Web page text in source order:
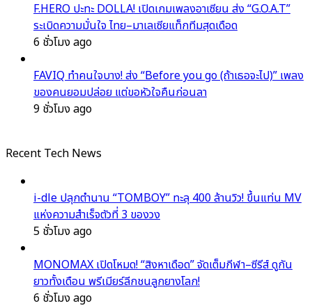
F.HERO ปะทะ DOLLA! เปิดเกมเพลงอาเซียน ส่ง “G.O.A.T”
ระเบิดความมั่นใจ ไทย–มาเลเซียแท็กทีมสุดเดือด
6 ชั่วโมง ago
FAVIQ ทำคนใจบาง! ส่ง “Before you go (ถ้าเธอจะไป)” เพลง
ของคนยอมปล่อย แต่ขอหัวใจคืนก่อนลา
9 ชั่วโมง ago
Recent Tech News
i-dle ปลุกตำนาน “TOMBOY” ทะลุ 400 ล้านวิว! ขึ้นแท่น MV
แห่งความสำเร็จตัวที่ 3 ของวง
5 ชั่วโมง ago
MONOMAX เปิดโหมด! “สิงหาเดือด” จัดเต็มกีฬา–ซีรีส์ ดูกัน
ยาวทั้งเดือน พรีเมียร์ลีกชนลูกยางโลก!
6 ชั่วโมง ago